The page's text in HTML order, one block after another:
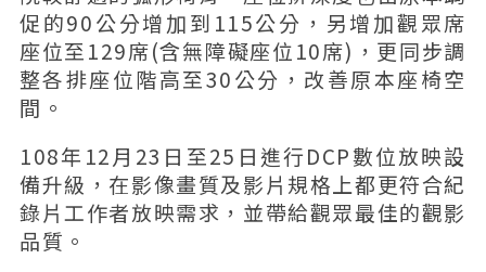
促的90公分增加到115公分，另增加觀眾席
座位至129席(含無障礙座位10席)，更同步調
整各排座位階高至30公分，改善原本座椅空
間。
108年12月23日至25日進行DCP數位放映設
備升級，在影像畫質及影片規格上都更符合紀
錄片工作者放映需求，並帶給觀眾最佳的觀影
品質。